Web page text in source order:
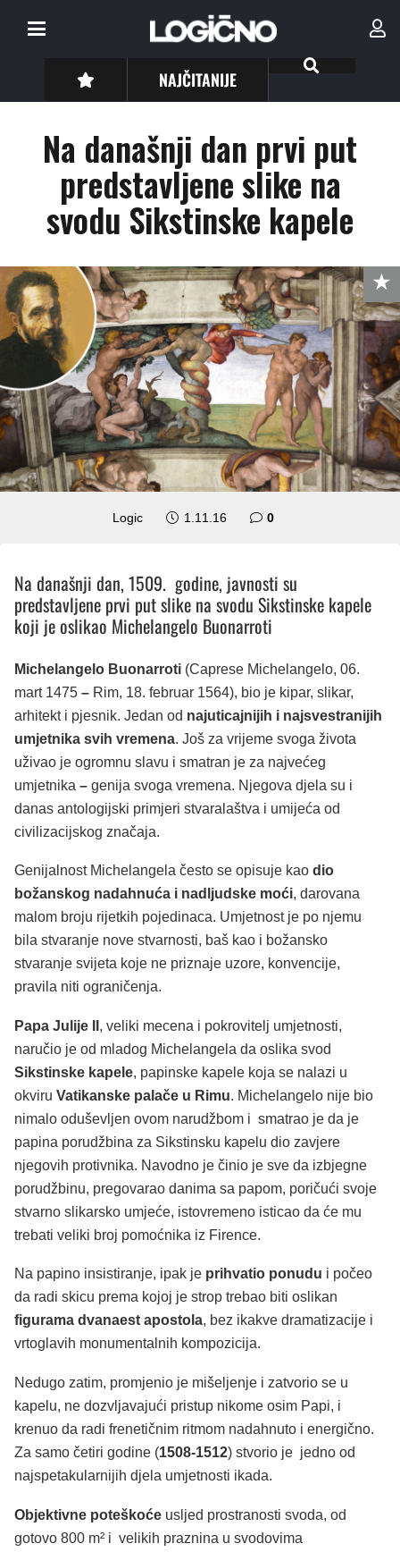
NAJČITANIJE
Na današnji dan prvi put
predstavljene slike na
svodu Sikstinske kapele
Logic 1.11.16 0
Na današnji dan, 1509. godine, javnosti su
predstavljene prvi put slike na svodu Sikstinske kapele
koji je oslikao Michelangelo Buonarroti
Michelangelo Buonarroti (Caprese Michelangelo, 06.
mart 1475 – Rim, 18. februar 1564), bio je kipar, slikar,
arhitekt i pjesnik. Jedan od najuticajnijih i najsvestranijih
umjetnika svih vremena. Još za vrijeme svoga života
uživao je ogromnu slavu i smatran je za najvećeg
umjetnika – genija svoga vremena. Njegova djela su i
danas antologijski primjeri stvaralaštva i umijeća od
civilizacijskog značaja.
Genijalnost Michelangela često se opisuje kao dio
božanskog nadahnuća i nadljudske moći, darovana
malom broju rijetkih pojedinaca. Umjetnost je po njemu
bila stvaranje nove stvarnosti, baš kao i božansko
stvaranje svijeta koje ne priznaje uzore, konvencije,
pravila niti ograničenja.
Papa Julije II , veliki mecena i pokrovitelj umjetnosti,
naručio je od mladog Michelangela da oslika svod
Sikstinske kapele, papinske kapele koja se nalazi u
okviru Vatikanske palače u Rimu. Michelangelo nije bio
nimalo oduševljen ovom narudžbom i smatrao je da je
papina porudžbina za Sikstinsku kapelu dio zavjere
njegovih protivnika. Navodno je činio je sve da izbjegne
porudžbinu, pregovarao danima sa papom, poričući svoje
stvarno slikarsko umjeće, istovremeno isticao da će mu
trebati veliki broj pomoćnika iz Firence.
Na papino insistiranje, ipak je prihvatio ponudu i počeo
da radi skicu prema kojoj je strop trebao biti oslikan
figurama dvanaest apostola, bez ikakve dramatizacije i
vrtoglavih monumentalnih kompozicija.
Nedugo zatim, promjenio je mišeljenje i zatvorio se u
kapelu, ne dozvljavajući pristup nikome osim Papi, i
krenuo da radi frenetičnim ritmom nadahnuto i energično.
Za samo četiri godine (1508-1512) stvorio je jedno od
najspetakularnijih djela umjetnosti ikada.
Objektivne poteškoće usljed prostranosti svoda, od
gotovo 800 m² i velikih praznina u svodovima